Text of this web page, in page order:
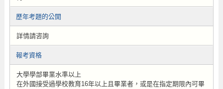
歷年考題的公開
詳情請咨詢
報考資格
大學學部畢業水準以上
在外國接受過學校教育16年以上且畢業者，或是在指定期限內可畢